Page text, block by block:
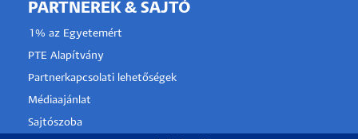
PARTNEREK & SAJTÓ
1% az Egyetemért
PTE Alapítvány
Partnerkapcsolati lehetőségek
Médiaajánlat
Sajtószoba